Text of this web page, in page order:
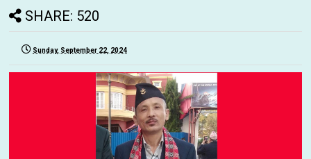
SHARE: 520
Sunday, September 22, 2024